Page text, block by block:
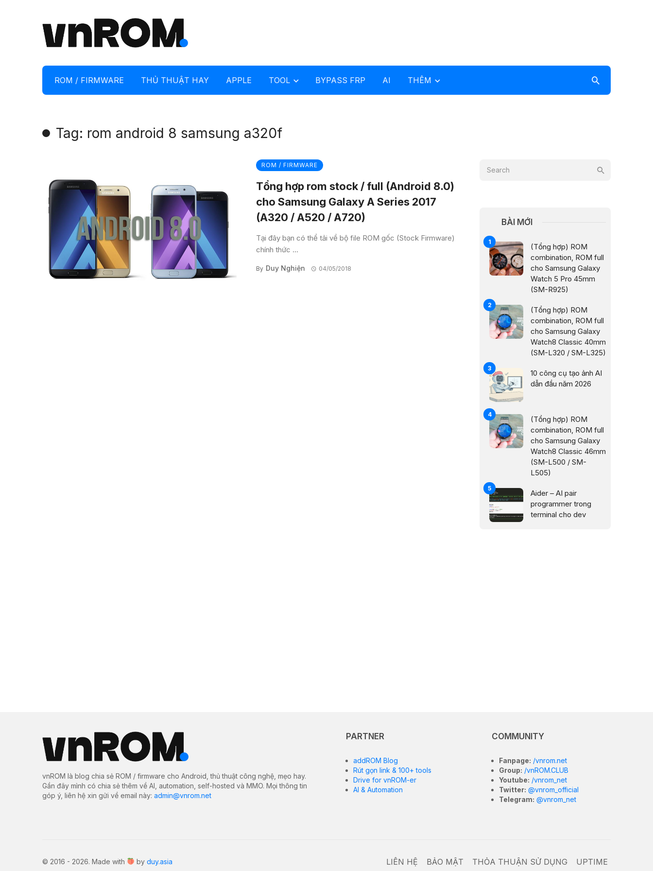
ROM / FIRMWARE THỦ THUẬT HAY APPLE TOOL BYPASS FRP AI THÊM
Tag: rom android 8 samsung a320f
ROM / FIRMWARE
Tổng hợp rom stock / full (Android 8.0)
cho Samsung Galaxy A Series 2017
(A320 / A520 / A720)
Tại đây bạn có thể tải về bộ file ROM gốc (Stock Firmware)
chính thức ...
By Duy Nghiện 04/05/2018
BÀI MỚI
(Tổng hợp) ROM
combination, ROM full
cho Samsung Galaxy
Watch 5 Pro 45mm
(SM-R925)
(Tổng hợp) ROM
combination, ROM full
cho Samsung Galaxy
Watch8 Classic 40mm
(SM-L320 / SM-L325)
10 công cụ tạo ảnh AI
dẫn đầu năm 2026
(Tổng hợp) ROM
combination, ROM full
cho Samsung Galaxy
Watch8 Classic 46mm
(SM-L500 / SM-
L505)
Aider – AI pair
programmer trong
terminal cho dev
vnROM là blog chia sẻ ROM / firmware cho Android, thủ thuật công nghệ, mẹo hay.
Gần đây mình có chia sẻ thêm về AI, automation, self-hosted và MMO. Mọi thông tin
góp ý, liên hệ xin gửi về email này: admin@vnrom.net
PARTNER
addROM Blog
Rút gọn link & 100+ tools
Drive for vnROM-er
AI & Automation
COMMUNITY
Fanpage: /vnrom.net
Group: /vnROM.CLUB
Youtube: /vnrom_net
Twitter: @vnrom_official
Telegram: @vnrom_net
© 2016 - 2026. Made with by duy.asia LIÊN HỆ BẢO MẬT THỎA THUẬN SỬ DỤNG UPTIME